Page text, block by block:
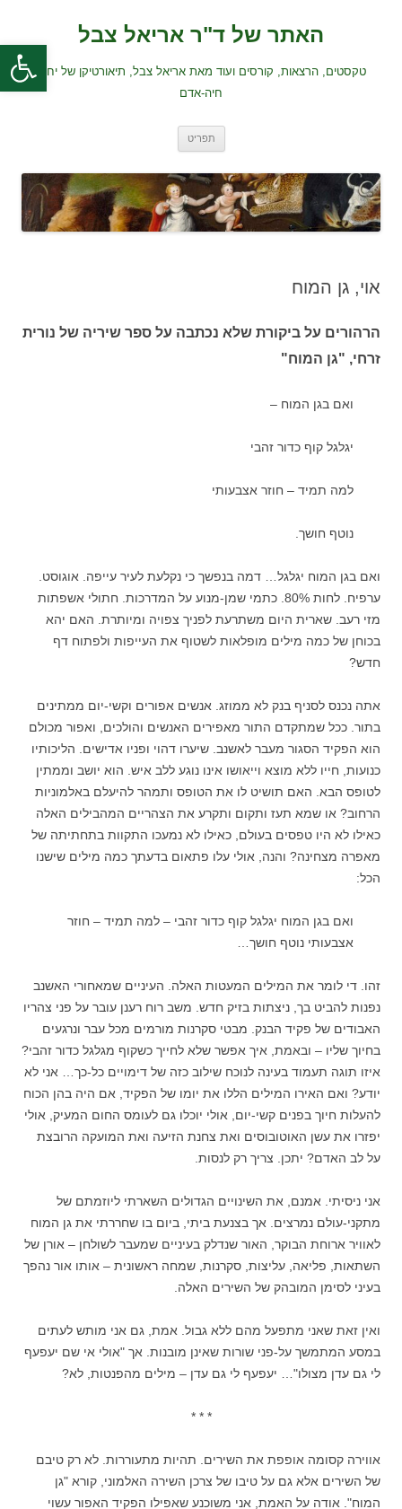
פתח
האתר של ד"ר אריאל צבל
טקסטים, הרצאות, קורסים ועוד מאת אריאל צבל, תיאורטיקן של יחסי
חיה-אדם
תפריט
אוי, גן המוח
הרהורים על ביקורת שלא נכתבה על ספר שיריה של נורית
זרחי, "גן המוח"
ואם בגן המוח –
יגלגל קוף כדור זהבי
למה תמיד – חוזר אצבעותי
נוטף חושך.
ואם בגן המוח יגלגל… דמה בנפשך כי נקלעת לעיר עייפה. אוגוסט.
ערפיח. לחות 80%. כתמי שמן-מנוע על המדרכות. חתולי אשפתות
מזי רעב. שארית היום משתרעת לפניך צפויה ומיותרת. האם יהא
בכוחן של כמה מילים מופלאות לשטוף את העייפות ולפתוח דף
חדש?
אתה נכנס לסניף בנק לא ממוזג. אנשים אפורים וקשי-יום ממתינים
בתור. ככל שמתקדם התור מאפירים האנשים והולכים, ואפור מכולם
הוא הפקיד הסגור מעבר לאשנב. שיערו דהוי ופניו אדישים. הליכותיו
כנועות, חייו ללא מוצא וייאושו אינו נוגע ללב איש. הוא יושב וממתין
לטופס הבא. האם תושיט לו את הטופס ותמהר להיעלם באלמוניות
הרחוב? או שמא תעז ותקום ותקרע את הצהריים המהבילים האלה
כאילו לא היו טפסים בעולם, כאילו לא נמעכו התקוות בתחתיתה של
מאפרה מצחינה? והנה, אולי עלו פתאום בדעתך כמה מילים שישנו
הכל:
ואם בגן המוח יגלגל קוף כדור זהבי – למה תמיד – חוזר
אצבעותי נוטף חושך…
זהו. די לומר את המילים המעטות האלה. העיניים שמאחורי האשנב
נפנות להביט בך, ניצתות בזיק חדש. משב רוח רענן עובר על פני צהריו
האבודים של פקיד הבנק. מבטי סקרנות מורמים מכל עבר ונרגעים
בחיוך שליו – ובאמת, איך אפשר שלא לחייך כשקוף מגלגל כדור זהבי?
איזו תוגה תעמוד בעינה לנוכח שילוב כזה של דימויים כל-כך… אני לא
יודע? ואם האירו המילים הללו את יומו של הפקיד, אם היה בהן הכוח
להעלות חיוך בפנים קשי-יום, אולי יוכלו גם לעומס החום המעיק, אולי
יפזרו את עשן האוטובוסים ואת צחנת הזיעה ואת המועקה הרובצת
על לב האדם? יתכן. צריך רק לנסות.
אני ניסיתי. אמנם, את השינויים הגדולים השארתי ליוזמתם של
מתקני-עולם נמרצים. אך בצנעת ביתי, ביום בו שחררתי את גן המוח
לאוויר ארוחת הבוקר, האור שנדלק בעיניים שמעבר לשולחן – אורן של
השתאות, פליאה, עליצות, סקרנות, שמחה ראשונית – אותו אור נהפך
בעיני לסימן המובהק של השירים האלה.
ואין זאת שאני מתפעל מהם ללא גבול. אמת, גם אני מותש לעתים
במסע המתמשך על-פני שורות שאינן מובנות. אך "אולי אי שם יעפעף
לי גם עדן מצולו"… יעפעף לי גם עדן – מילים מהפנטות, לא?
* * *
אווירה קסומה אופפת את השירים. תהיות מתעוררות. לא רק טיבם
של השירים אלא גם על טיבו של צרכן השירה האלמוני, קורא "גן
המוח". אודה על האמת, אני משוכנע שאפילו הפקיד האפור עשוי